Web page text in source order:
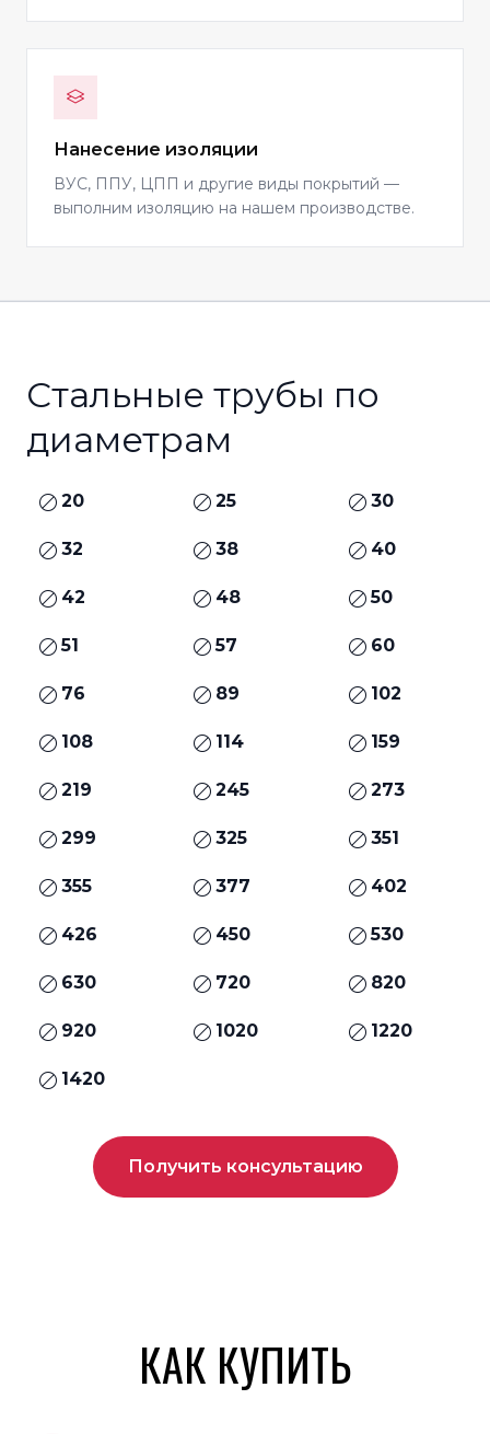
Нанесение изоляции
ВУС, ППУ, ЦПП и другие виды покрытий —
выполним изоляцию на нашем производстве.
Стальные трубы по
диаметрам
20 25 30
32 38 40
42 48 50
51 57 60
76 89 102
108 114 159
219 245 273
299 325 351
355 377 402
426 450 530
630 720 820
920 1020 1220
1420
Получить консультацию
КАК КУПИТЬ